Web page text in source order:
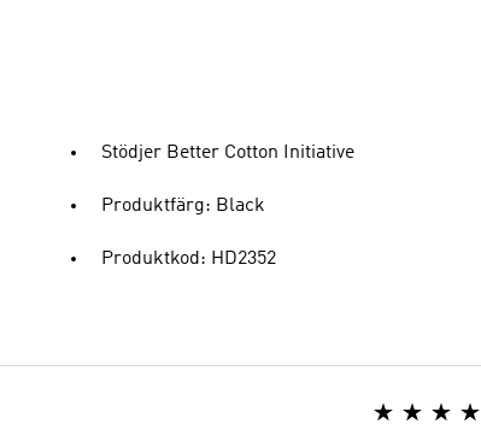
Stödjer Better Cotton Initiative
Produktfärg: Black
Produktkod: HD2352